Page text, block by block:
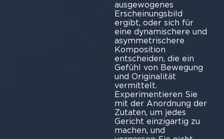
ausgewogenes
Erscheinungsbild
ergibt, oder sich für
eine dynamischere und
asymmetrischere
Komposition
entscheiden, die ein
Gefühl von Bewegung
und Originalität
vermittelt.
Experimentieren Sie
mit der Anordnung der
Zutaten, um jedes
Gericht einzigartig zu
machen, und